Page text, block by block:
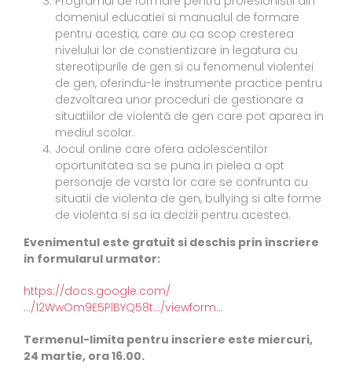
domeniul educatiei si manualul de formare
pentru acestia, care au ca scop cresterea
nivelului lor de constientizare in legatura cu
stereotipurile de gen si cu fenomenul violentei
de gen, oferindu-le instrumente practice pentru
dezvoltarea unor proceduri de gestionare a
situatiilor de violentă de gen care pot aparea in
mediul scolar.
Jocul online care ofera adolescentilor
oportunitatea sa se puna in pielea a opt
personaje de varsta lor care se confrunta cu
situatii de violenta de gen, bullying si alte forme
de violenta si sa ia decizii pentru acestea.
Evenimentul este gratuit si deschis prin inscriere
in formularul urmator:
https://docs.google.com/
…/12WwOm9E5PlBYQ58t…/viewform…
Termenul-limita pentru inscriere este miercuri,
24 martie, ora 16.00.